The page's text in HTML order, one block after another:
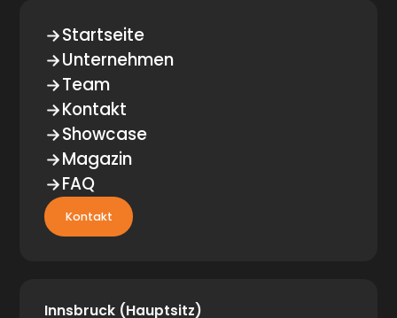
Startseite
Unternehmen
Team
Kontakt
Showcase
Magazin
FAQ
Kontakt
Innsbruck (Hauptsitz)